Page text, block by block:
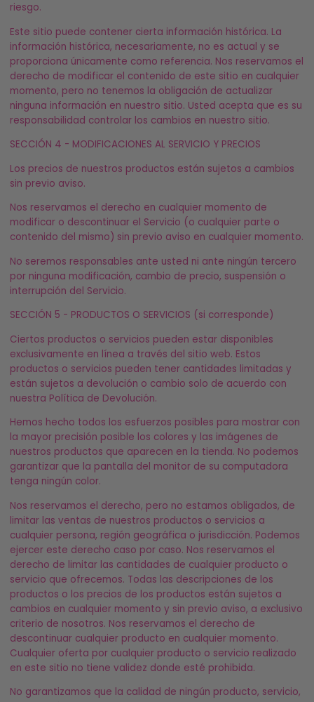
riesgo.
Este sitio puede contener cierta información histórica. La
información histórica, necesariamente, no es actual y se
proporciona únicamente como referencia. Nos reservamos el
derecho de modificar el contenido de este sitio en cualquier
momento, pero no tenemos la obligación de actualizar
ninguna información en nuestro sitio. Usted acepta que es su
responsabilidad controlar los cambios en nuestro sitio.
SECCIÓN 4 - MODIFICACIONES AL SERVICIO Y PRECIOS
Los precios de nuestros productos están sujetos a cambios
sin previo aviso.
Nos reservamos el derecho en cualquier momento de
modificar o descontinuar el Servicio (o cualquier parte o
contenido del mismo) sin previo aviso en cualquier momento.
No seremos responsables ante usted ni ante ningún tercero
por ninguna modificación, cambio de precio, suspensión o
interrupción del Servicio.
SECCIÓN 5 - PRODUCTOS O SERVICIOS (si corresponde)
Ciertos productos o servicios pueden estar disponibles
exclusivamente en línea a través del sitio web. Estos
productos o servicios pueden tener cantidades limitadas y
están sujetos a devolución o cambio solo de acuerdo con
nuestra Política de Devolución.
Hemos hecho todos los esfuerzos posibles para mostrar con
la mayor precisión posible los colores y las imágenes de
nuestros productos que aparecen en la tienda. No podemos
garantizar que la pantalla del monitor de su computadora
tenga ningún color.
Nos reservamos el derecho, pero no estamos obligados, de
limitar las ventas de nuestros productos o servicios a
cualquier persona, región geográfica o jurisdicción. Podemos
ejercer este derecho caso por caso. Nos reservamos el
derecho de limitar las cantidades de cualquier producto o
servicio que ofrecemos. Todas las descripciones de los
productos o los precios de los productos están sujetos a
cambios en cualquier momento y sin previo aviso, a exclusivo
criterio de nosotros. Nos reservamos el derecho de
descontinuar cualquier producto en cualquier momento.
Cualquier oferta por cualquier producto o servicio realizado
en este sitio no tiene validez donde esté prohibida.
No garantizamos que la calidad de ningún producto, servicio,